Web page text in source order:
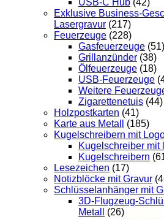
USB-C Hub (42)
Exklusive Business-
Lasergravur (217)
Feuerzeuge (228)
Gasfeuerzeuge (51)
Grillanzünder (38)
Ölfeuerzeuge (18)
USB-Feuerzeuge
Weitere
Zigarettenetuis (44)
Holzpostkarten (41)
Karte aus Metall
(185)
Kugelschreibern mit
Kugelschreiber mit
Kugelschreibern
Lesezeichen (17)
Notizblöcke mit Gravur
Schlüsselanhänger mit
3D-Flugzeug-
Metall
(26)